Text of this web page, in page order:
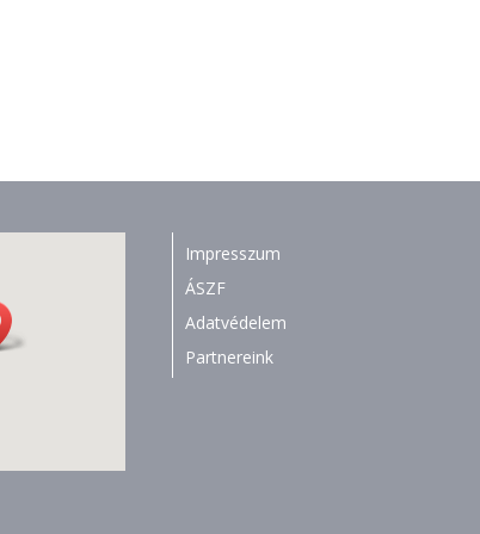
Impresszum
ÁSZF
Adatvédelem
Partnereink